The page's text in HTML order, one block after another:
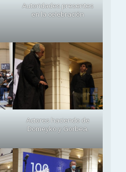
Autoridades presentes
en la celebración
Actores haciendo de
Domeyko y Gorbea.